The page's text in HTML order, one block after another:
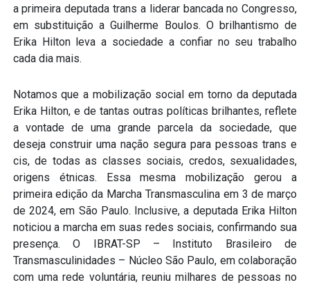
a primeira deputada trans a liderar bancada no Congresso,
em substituição a Guilherme Boulos. O brilhantismo de
Erika Hilton leva a sociedade a confiar no seu trabalho
cada dia mais.
Notamos que a mobilização social em torno da deputada
Erika Hilton, e de tantas outras políticas brilhantes, reflete
a vontade de uma grande parcela da sociedade, que
deseja construir uma nação segura para pessoas trans e
cis, de todas as classes sociais, credos, sexualidades,
origens étnicas. Essa mesma mobilização gerou a
primeira edição da Marcha Transmasculina em 3 de março
de 2024, em São Paulo. Inclusive, a deputada Erika Hilton
noticiou a marcha em suas redes sociais, confirmando sua
presença. O IBRAT-SP – Instituto Brasileiro de
Transmasculinidades – Núcleo São Paulo, em colaboração
com uma rede voluntária, reuniu milhares de pessoas no